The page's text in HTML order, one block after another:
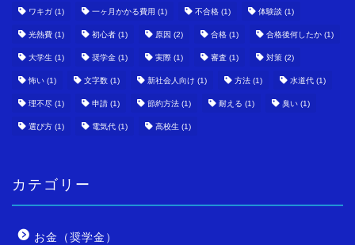
ワキガ (1) 一ヶ月かかる費用 (1) 不合格 (1) 体験談 (1)
光熱費 (1) 初心者 (1) 原因 (2) 合格 (1) 合格後何したか (1)
大学生 (1) 奨学金 (1) 実際 (1) 審査 (1) 対策 (2)
怖い (1) 文字数 (1) 新社会人向け (1) 方法 (1) 水道代 (1)
理不尽 (1) 申請 (1) 節約方法 (1) 耐える (1) 臭い (1)
選び方 (1) 電気代 (1) 高校生 (1)
カテゴリー
お金（奨学金）